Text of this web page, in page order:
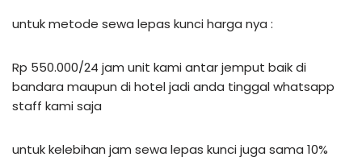
untuk metode sewa lepas kunci harga nya :
Rp 550.000/24 jam unit kami antar jemput baik di
bandara maupun di hotel jadi anda tinggal whatsapp
staff kami saja
untuk kelebihan jam sewa lepas kunci juga sama 10%